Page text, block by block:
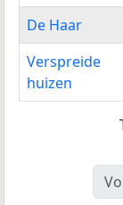
De Haar
Verspreide
huizen